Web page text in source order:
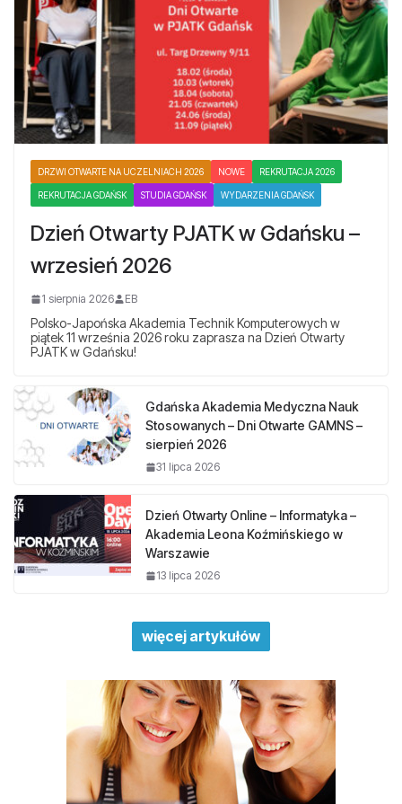
DRZWI OTWARTE NA UCZELNIACH 2026 NOWE REKRUTACJA 2026
REKRUTACJA GDAŃSK STUDIA GDAŃSK WYDARZENIA GDAŃSK
Dzień Otwarty PJATK w Gdańsku –
wrzesień 2026
1 sierpnia 2026 EB
Polsko-Japońska Akademia Technik Komputerowych w
piątek 11 września 2026 roku zaprasza na Dzień Otwarty
PJATK w Gdańsku!
Gdańska Akademia Medyczna Nauk
Stosowanych – Dni Otwarte GAMNS –
sierpień 2026
31 lipca 2026
Dzień Otwarty Online – Informatyka –
Akademia Leona Koźmińskiego w
Warszawie
13 lipca 2026
więcej artykułów